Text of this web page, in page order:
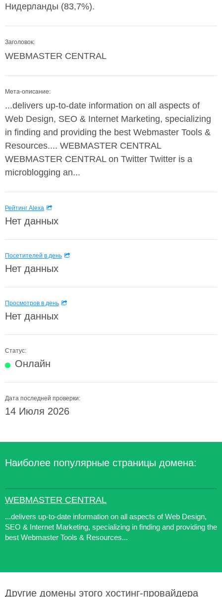
Нидерланды (83,7%).
Заголовок:
WEBMASTER CENTRAL
Мета-описание:
...delivers up-to-date information on all aspects of
Web Design, SEO & Internet Marketing, specializing
in finding and providing the best Webmaster Tools &
Resources.... WEBMASTER CENTRAL
WEBMASTER CENTRAL on Twitter Twitter is a
microblogging an...
Рейтинг Alexa
Нет данных
Посетителей в день
Нет данных
Просмотров в день
Нет данных
Статус:
Онлайн
Дата последней проверки:
14 Июля 2026
Наиболее популярные страницы домена:
WEBMASTER CENTRAL
...delivers up-to-date information on all aspects of Web Design,
SEO & Internet Marketing, specializing in finding and providing the
best Webmaster Tools & Resources...
Другие домены этого хостинг-провайдера